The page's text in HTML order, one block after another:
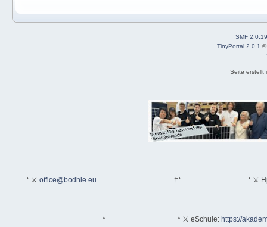
SMF 2.0.19
TinyPortal 2.0.1
Seite erstellt
* ⚔ office@bodhie.eu †* * ⚔
* * ⚔ eSchule: https://